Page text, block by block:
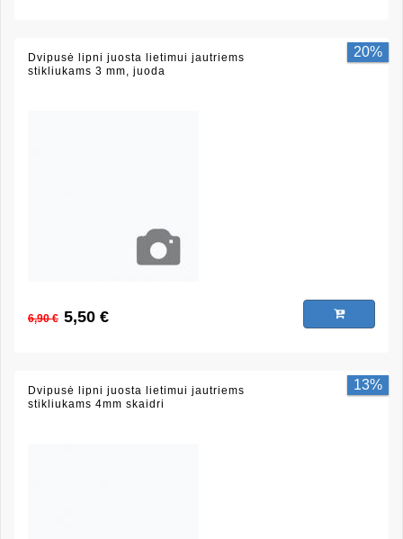
20%
Dvipusė lipni juosta lietimui jautriems
stikliukams 3 mm, juoda
6,90 € 5,50 €
13%
Dvipusė lipni juosta lietimui jautriems
stikliukams 4mm skaidri